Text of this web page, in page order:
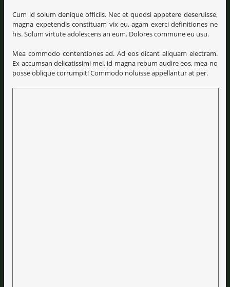
Cum id solum denique officiis. Nec et quodsi appetere deseruisse,
magna expetendis constituam vix eu, agam exerci definitiones ne
his. Solum virtute adolescens an eum. Dolores commune eu usu.
Mea commodo contentiones ad. Ad eos dicant aliquam electram.
Ex accumsan delicatissimi mel, id magna rebum audire eos, mea no
posse oblique corrumpit! Commodo noluisse appellantur at per.